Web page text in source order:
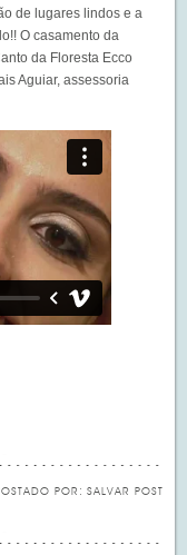
de lugares lindos e a
O casamento da
da Floresta Ecco
Aguiar, assessoria
SALVAR POST
POR: